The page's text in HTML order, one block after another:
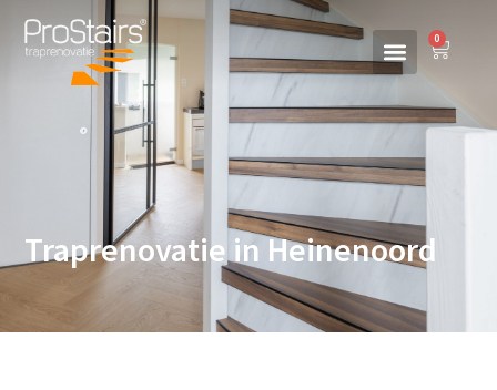
0
Traprenovatie in Heinenoord